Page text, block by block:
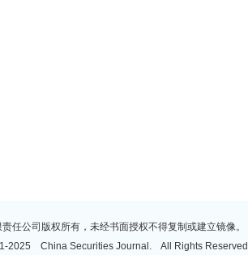
任公司版权所有，未经书面授权不得复制或建立镜像。
2025 China Securities Journal. All Rights Reserved.